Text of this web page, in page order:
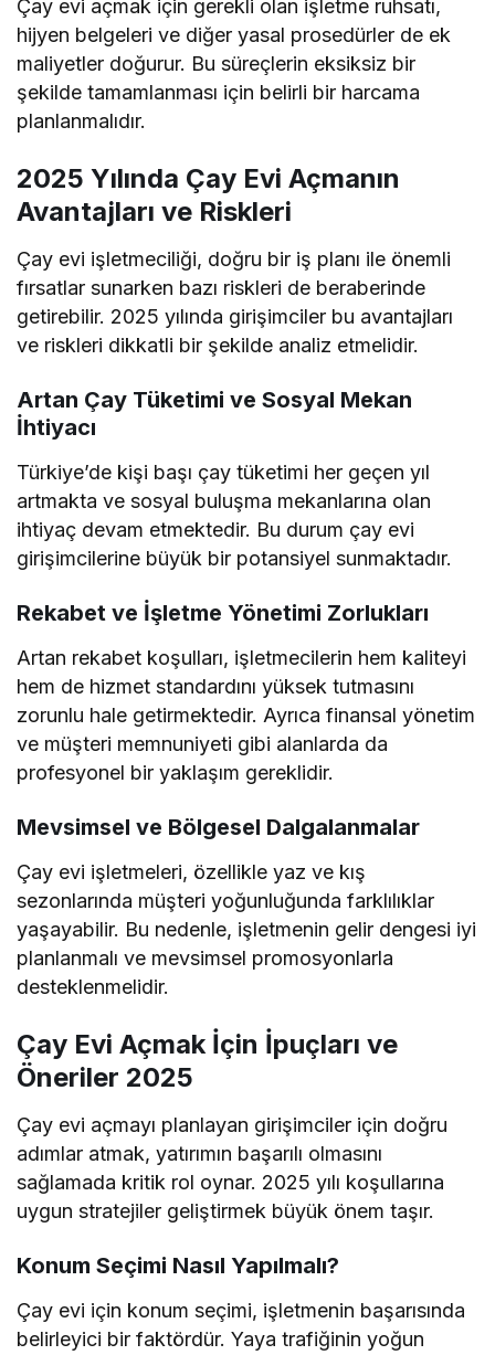
Çay evi açmak için gerekli olan işletme ruhsatı,
hijyen belgeleri ve diğer yasal prosedürler de ek
maliyetler doğurur. Bu süreçlerin eksiksiz bir
şekilde tamamlanması için belirli bir harcama
planlanmalıdır.
2025 Yılında Çay Evi Açmanın
Avantajları ve Riskleri
Çay evi işletmeciliği, doğru bir iş planı ile önemli
fırsatlar sunarken bazı riskleri de beraberinde
getirebilir. 2025 yılında girişimciler bu avantajları
ve riskleri dikkatli bir şekilde analiz etmelidir.
Artan Çay Tüketimi ve Sosyal Mekan
İhtiyacı
Türkiye’de kişi başı çay tüketimi her geçen yıl
artmakta ve sosyal buluşma mekanlarına olan
ihtiyaç devam etmektedir. Bu durum çay evi
girişimcilerine büyük bir potansiyel sunmaktadır.
Rekabet ve İşletme Yönetimi Zorlukları
Artan rekabet koşulları, işletmecilerin hem kaliteyi
hem de hizmet standardını yüksek tutmasını
zorunlu hale getirmektedir. Ayrıca finansal yönetim
ve müşteri memnuniyeti gibi alanlarda da
profesyonel bir yaklaşım gereklidir.
Mevsimsel ve Bölgesel Dalgalanmalar
Çay evi işletmeleri, özellikle yaz ve kış
sezonlarında müşteri yoğunluğunda farklılıklar
yaşayabilir. Bu nedenle, işletmenin gelir dengesi iyi
planlanmalı ve mevsimsel promosyonlarla
desteklenmelidir.
Çay Evi Açmak İçin İpuçları ve
Öneriler 2025
Çay evi açmayı planlayan girişimciler için doğru
adımlar atmak, yatırımın başarılı olmasını
sağlamada kritik rol oynar. 2025 yılı koşullarına
uygun stratejiler geliştirmek büyük önem taşır.
Konum Seçimi Nasıl Yapılmalı?
Çay evi için konum seçimi, işletmenin başarısında
belirleyici bir faktördür. Yaya trafiğinin yoğun